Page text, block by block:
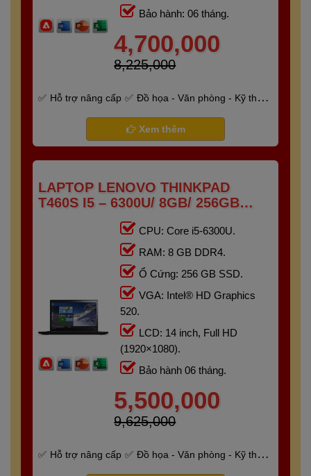
Bảo hành: 06 tháng.
4,700,000
8,225,000
Hỗ trợ nâng cấp
Đồ họa - Văn phòng - Kỹ thuật
Xem thêm
LAPTOP LENOVO THINKPAD
T460S I5 – 6300U/ 8GB/ 256GB
CPU: Core i5-6300U.
RAM: 8 GB DDR4.
Ổ Cứng: 256 GB SSD.
VGA: Intel® HD Graphics
520.
LCD: 14 inch, Full HD
(1920×1080).
Bảo hành 06 tháng.
5,500,000
9,625,000
Hỗ trợ nâng cấp
Đồ họa - Văn phòng - Kỹ thuật